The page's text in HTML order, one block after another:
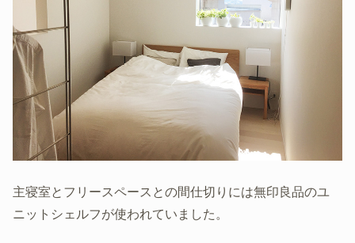
主寝室とフリースペースとの間仕切りには無印良品のユ
ニットシェルフが使われていました。